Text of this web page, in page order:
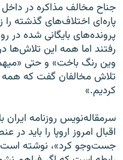
جناح مخالف مذاکره در داخل
پاره‌ای اختلاف‌های گذشته را
پرونده‌های بایگانی شده در
رفتند اما همه این تلاش‌ها
وین رنگ باخت» و حتی
تلاش مخالفان گفت که همه
کردیم.»
سرمقاله‌نویس روزنامه ایران
اقبال امروز اروپا را باید
جست‌وجو کرد»، نوشته